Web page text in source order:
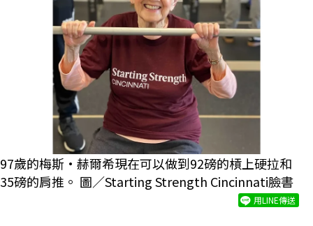
97歲的梅斯·赫爾希現在可以做到92磅的槓上硬拉和
35磅的肩推。 圖／Starting Strength Cincinnati臉書
用LINE傳送